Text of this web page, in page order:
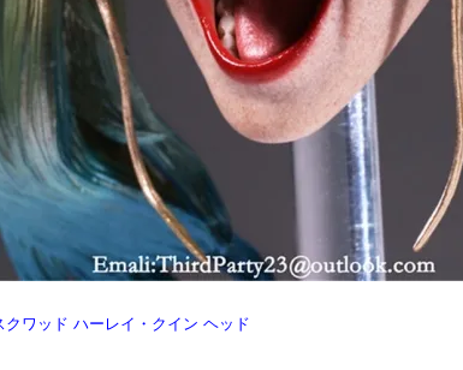
ワッド ハーレイ・クイン ヘッド